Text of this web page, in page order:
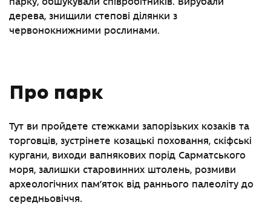
дерева, знищили степові ділянки з
червонокнижними рослинами.
Про парк
Тут ви пройдете стежками запорізьких козаків та
торговців, зустрінете козацькі поховання, скіфські
кургани, виходи вапнякових порід Сарматського
моря, залишки старовинних штолень, розмиви
археологічних пам’яток від раннього палеоліту до
середньовіччя.